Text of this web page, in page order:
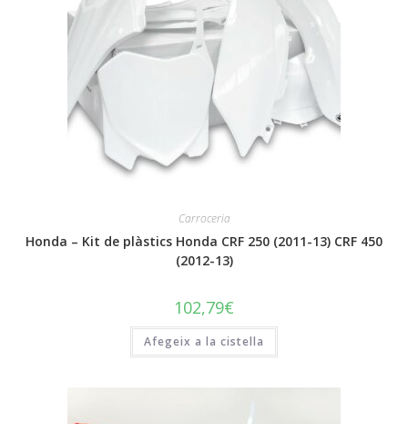
Carroceria
Honda – Kit de plàstics Honda CRF 250 (2011-13) CRF 450
(2012-13)
102,79€
Afegeix a la cistella